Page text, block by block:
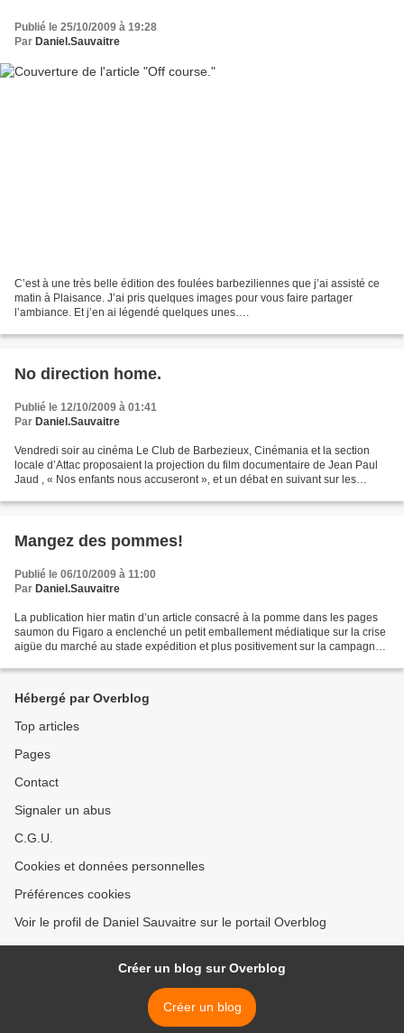
Publié le 25/10/2009 à 19:28
Par Daniel.Sauvaitre
C’est à une très belle édition des foulées barbeziliennes que j’ai assisté ce
matin à Plaisance. J’ai pris quelques images pour vous faire partager
l’ambiance. Et j’en ai légendé quelques unes….
No direction home.
Publié le 12/10/2009 à 01:41
Par Daniel.Sauvaitre
Vendredi soir au cinéma Le Club de Barbezieux, Cinémania et la section
locale d’Attac proposaient la projection du film documentaire de Jean Paul
Jaud , « Nos enfants nous accuseront », et un débat en suivant sur les
Mangez des pommes!
Publié le 06/10/2009 à 11:00
Par Daniel.Sauvaitre
La publication hier matin d’un article consacré à la pomme dans les pages
saumon du Figaro a enclenché un petit emballement médiatique sur la crise
aigüe du marché au stade expédition et plus positivement sur la campagne
Hébergé par Overblog
Top articles
Pages
Contact
Signaler un abus
C.G.U.
Cookies et données personnelles
Préférences cookies
Voir le profil de Daniel Sauvaitre sur le portail Overblog
Créer un blog sur Overblog
Créer un blog